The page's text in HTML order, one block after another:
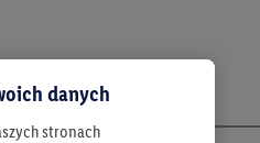
danych
stronach